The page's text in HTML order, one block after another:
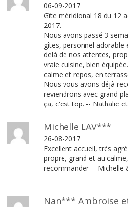
06-09-2017
Gîte méridional 18 du 12
2017.
Nous avons passé 3
gîtes, personnel adorable
delà de nos attentes,
vraie cuisine, bien
calme et repos, en
Nous vous avons déjà
reviendrons avec grand
ça, c'est top. -- Nathalie et
Michelle LAV***
26-08-2017
Excellent accueil, très
propre, grand et au
recommander -- Michelle
Nan*** Ambroise